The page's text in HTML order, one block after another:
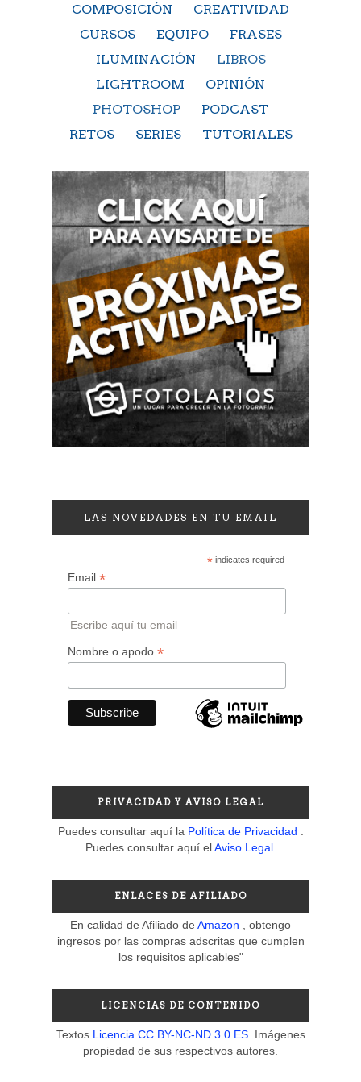
COMPOSICIÓN
CREATIVIDAD
CURSOS
EQUIPO
FRASES
ILUMINACIÓN
LIBROS
LIGHTROOM
OPINIÓN
PHOTOSHOP
PODCAST
RETOS
SERIES TUTORIALES
LAS NOVEDADES EN TU EMAIL
*indicates required
Email *
Escribe aquí tu email
Nombre o apodo *
PRIVACIDAD Y AVISO LEGAL
Puedes consultar aquí la Política de Privacidad
Puedes consultar aquí elAviso Legal.
ENLACES DE AFILIADO
En calidad de Afiliado de Amazon
, obtengo
ingresos por las compras adscritas que cumplen
los requisitos aplicables"
LICENCIAS DE CONTENIDO
Textos Licencia CC BY-NC-ND 3.0 ES. Imágenes
propiedad de sus respectivos autores.